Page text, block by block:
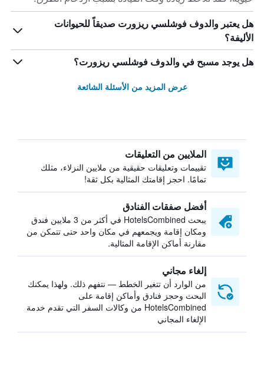
هل يعتبر والدوف فوشلسي ريزورت صديقاً للحيوانات
الأليفة؟
هل يوجد مسبح في والدوف فوشلسي ريزورت؟
عرض المزيد من الأسئلة الشائعة
الملايين من التعليقات
تقييمات وتعليقات حقيقية من ملايين النزلاء، مثلك
تمامًا. احجز إقامتك المثالية بكل ثقة!
أفضل صفقات الفنادق
يبحث HotelsCombined في أكثر من 3 ملايين فندق
ومكان إقامة ويجمعهم في مكان واحد حتى تتمكن من
مقارنة أماكن الإقامة المثالية.
إلغاء مجاني
من الوارد أن تتغير الخطط — نتفهم ذلك. ولهذا يمكنك
البحث وحجز فنادق وأماكن إقامة على
HotelsCombined من وكالات السفر التي تقدم خدمة
الإلغاء المجاني